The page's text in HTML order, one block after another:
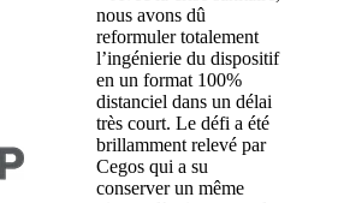
nous avons dû
reformuler totalement
l’ingénierie du dispositif
en un format 100%
distanciel dans un délai
très court. Le défi a été
brillamment relevé par
Cegos qui a su
conserver un même